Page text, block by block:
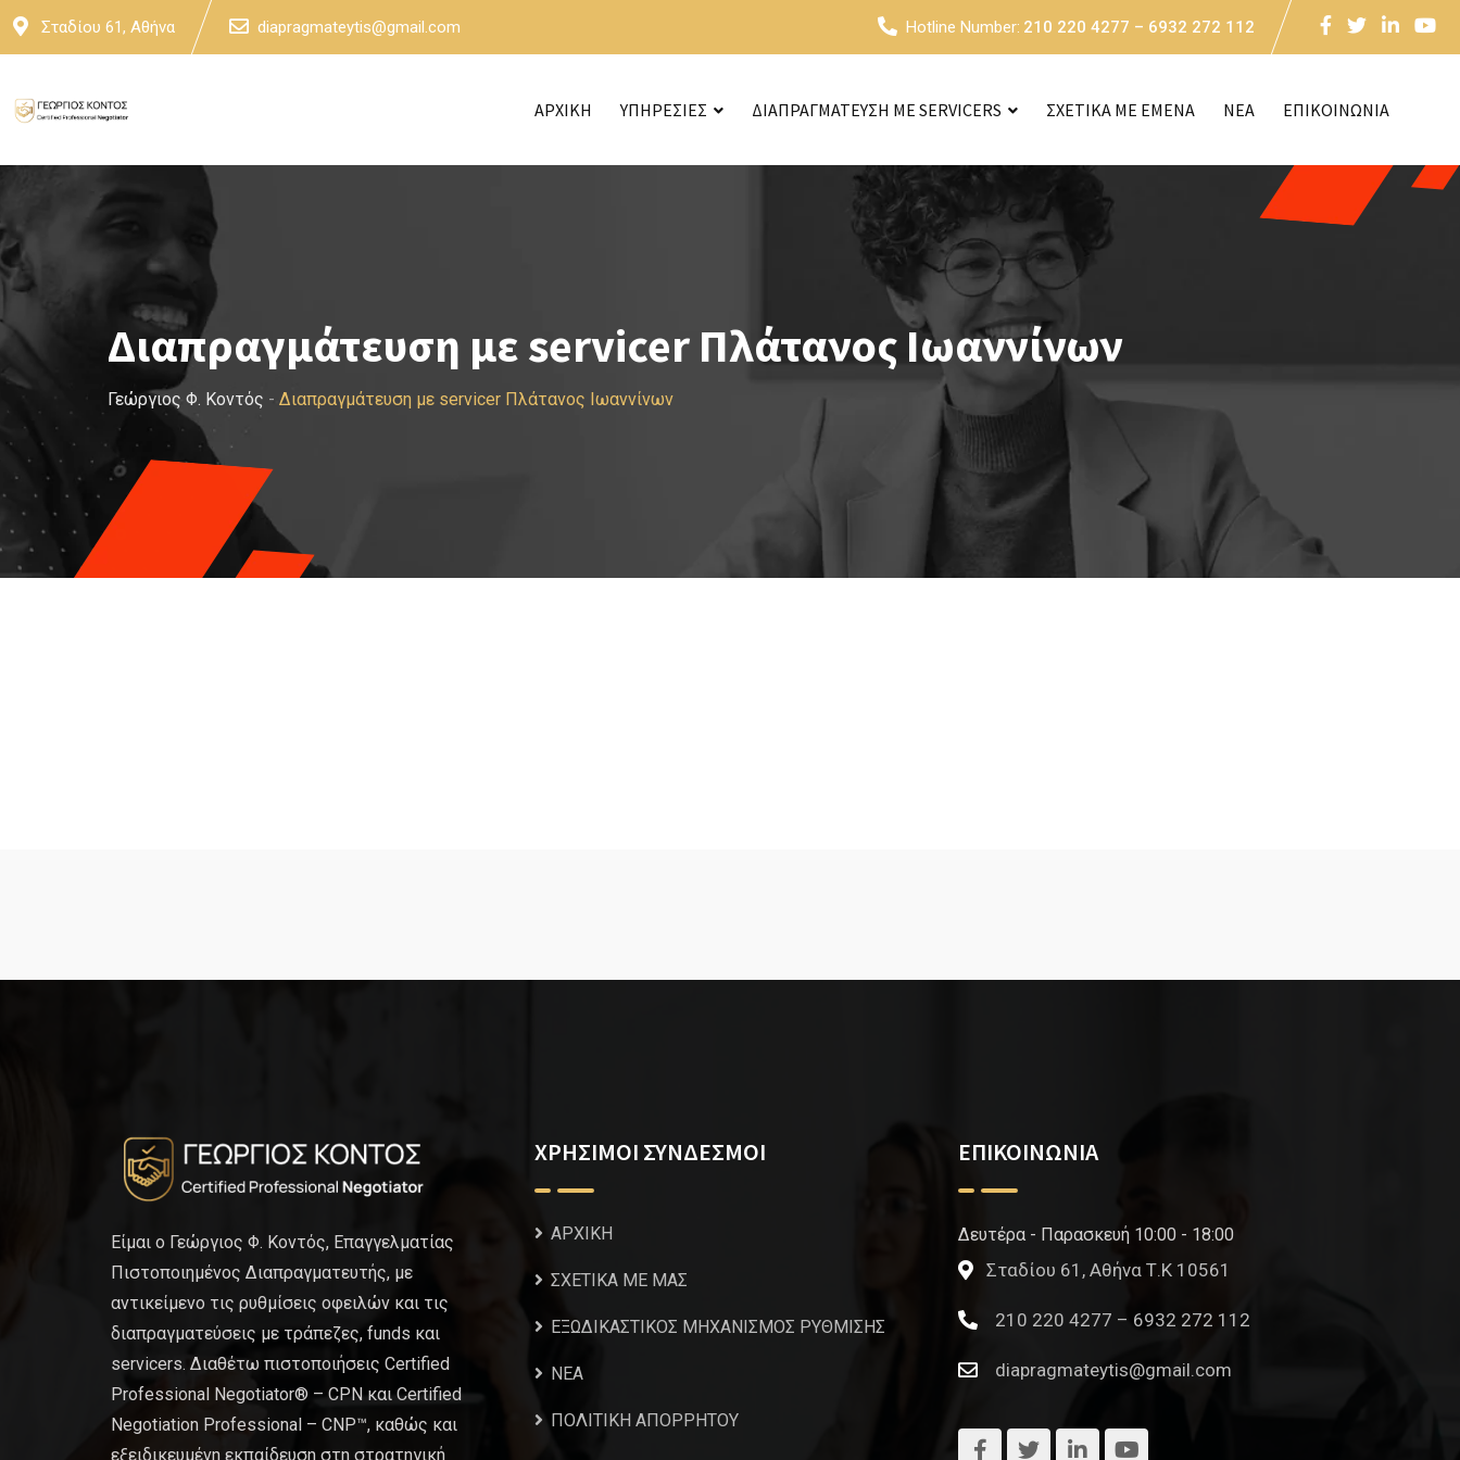
Skip
Σταδίου 61, Αθήνα diapragmateytis@gmail.com Hotline Number: 210 220 4277 – 6932 272 112
ΑΡΧΙΚΗ ΥΠΗΡΕΣΙΕΣ ΔΙΑΠΡΑΓΜΑΤΕΥΣΗ ΜΕ SERVICERS ΣΧΕΤΙΚΑ ΜΕ ΕΜΕΝΑ NEA ΕΠΙΚΟΙΝΩΝΙΑ
Διαπραγμάτευση με servicer Πλάτανος Ιωαννίνων
Γεώργιος Φ. Κοντός - Διαπραγμάτευση με servicer Πλάτανος Ιωαννίνων
Είμαι ο Γεώργιος Φ. Κοντός, Επαγγελματίας
Πιστοποιημένος Διαπραγματευτής, με
αντικείμενο τις ρυθμίσεις οφειλών και τις
διαπραγματεύσεις με τράπεζες, funds και
servicers. Διαθέτω πιστοποιήσεις Certified
Professional Negotiator® – CPN και Certified
Negotiation Professional – CNP™, καθώς και
εξειδικευμένη εκπαίδευση στη στρατηγική
ΧΡΗΣΙΜΟΙ ΣΥΝΔΕΣΜΟΙ
ΑΡΧΙΚΗ
ΣΧΕΤΙΚΑ ΜΕ ΜΑΣ
ΕΞΩΔΙΚΑΣΤΙΚΟΣ ΜΗΧΑΝΙΣΜΟΣ ΡΥΘΜΙΣΗΣ
NEA
ΠΟΛΙΤΙΚΗ ΑΠΟΡΡΗΤΟΥ
ΕΠΙΚΟΙΝΩΝΙΑ
Δευτέρα - Παρασκευή 10:00 - 18:00
Σταδίου 61, Αθήνα Τ.Κ 10561
210 220 4277 – 6932 272 112
diapragmateytis@gmail.com